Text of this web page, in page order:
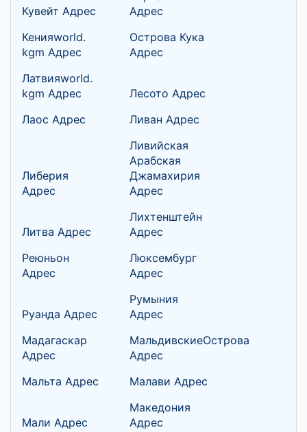
Кувейт Адрес
Адрес
Кенияworld.
kgm Адрес
Острова Кука
Адрес
Латвияworld.
kgm Адрес
Лесото Адрес
Лаос Адрес
Ливан Адрес
Либерия
Адрес
Ливийская
Арабская
Джамахирия
Адрес
Литва Адрес
Лихтенштейн
Адрес
Реюньон
Адрес
Люксембург
Адрес
Руанда Адрес
Румыния
Адрес
Мадагаскар
Адрес
МальдивскиеОстрова
Адрес
Мальта Адрес
Малави Адрес
Мали Адрес
Македония
Адрес